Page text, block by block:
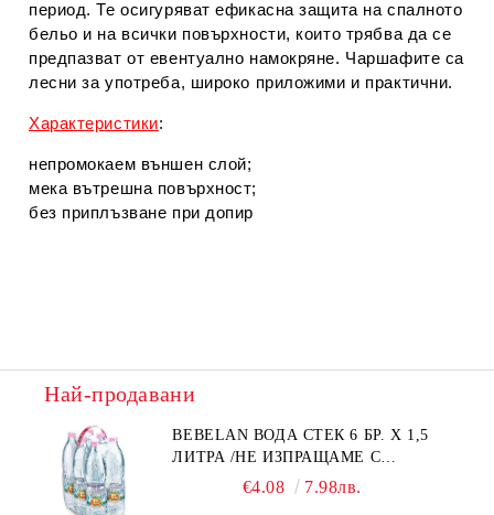
период. Те осигуряват ефикасна защита на спалното
бельо и на всички повърхности, които трябва да се
предпазват от евентуално намокряне. Чаршафите са
лесни за употреба, широко приложими и практични.
Характеристики:
непромокаем външен слой;
мека вътрешна повърхност;
без приплъзване при допир
Най-продавани
BEBELAN ВОДА СТЕК 6 БР. Х 1,5
ЛИТРА /НЕ ИЗПРАЩАМЕ С
€4.08 7.98лв.